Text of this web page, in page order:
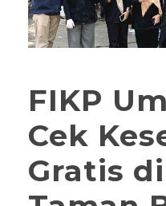
FIKP
Cek
Gratis di